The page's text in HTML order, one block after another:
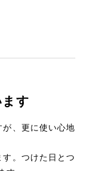
す
、更に使い心地
。つけた日とつ